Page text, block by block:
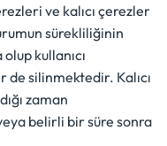
ve kalıcı çerezler
sürekliliğinin
kullanıcı
de silinmektedir. Kalıcı
zaman
belirli bir süre sonra